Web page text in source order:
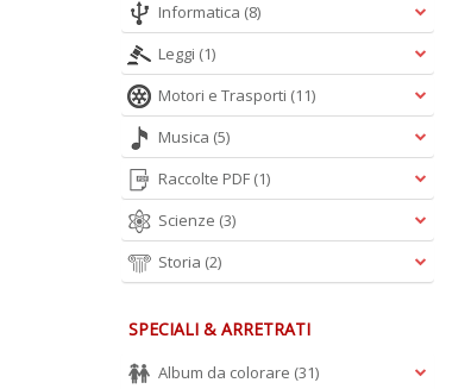
Informatica (8)
Leggi (1)
Motori e Trasporti (11)
Musica (5)
Raccolte PDF (1)
Scienze (3)
Storia (2)
SPECIALI & ARRETRATI
Album da colorare (31)